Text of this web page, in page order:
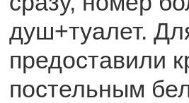
душ+туалет.
предоставили
постельным